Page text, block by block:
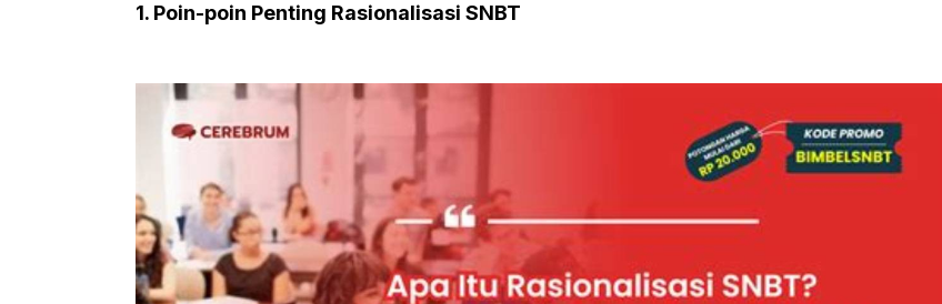
1. Poin-poin Penting Rasionalisasi SNBT